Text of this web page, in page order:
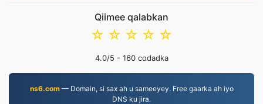
Qiimee qalabkan
☆
☆
☆
☆
☆
4.0/5 - 160codadka
ns6.com— Domain, si sax ah u sameeyey. Free gaarka ah iyo
DNS ku jira.